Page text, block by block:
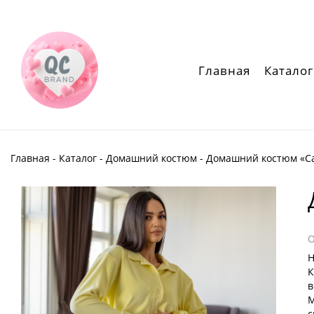
Главная Каталог
Главная - Каталог - Домашний костюм - Домашний костюм